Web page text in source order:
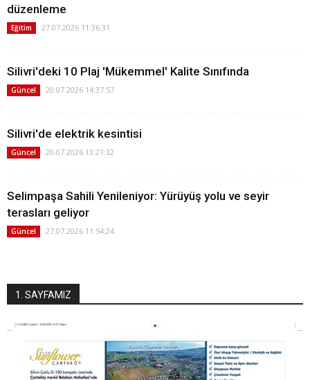
düzenleme
Eğitim 27.07.2026 11:36:31
Silivri'deki 10 Plaj 'Mükemmel' Kalite Sınıfında
Güncel 20.07.2026 14:37:57
Silivri'de elektrik kesintisi
Güncel 20.07.2026 13:21:32
Selimpaşa Sahili Yenileniyor: Yürüyüş yolu ve seyir
terasları geliyor
Güncel 27.07.2026 11:54:24
1. SAYFAMIZ